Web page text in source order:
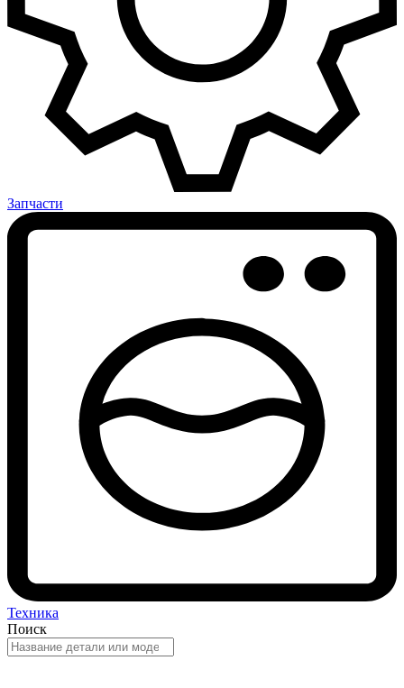
Запчасти
Техника
Поиск